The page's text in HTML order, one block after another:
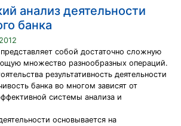
анализ деятельности
банка
собой достаточно сложную
множество разнообразных операций.
результативность деятельности
банка во многом зависят от
системы анализа и
основывается на